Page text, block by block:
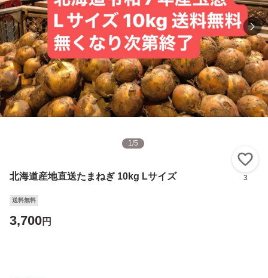
1/5
北海道産地直送たまねぎ 10kg Lサイズ 3
送料無料
3,700円